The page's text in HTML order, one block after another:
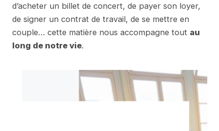
d’acheter un billet de concert, de payer son loyer,
de signer un contrat de travail, de se mettre en
couple… cette matière nous accompagne tout au
long de notre vie.